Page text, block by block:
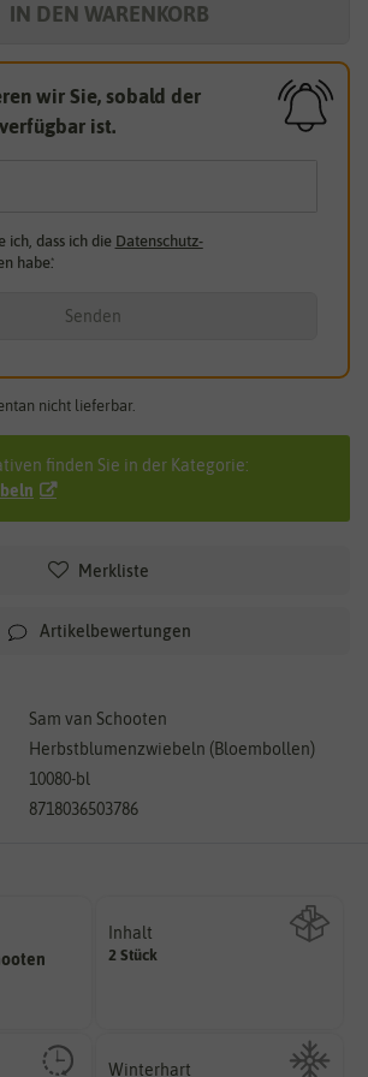
IN DEN WARENKORB
wir Sie, sobald der
ist.
ich, dass ich die Daten­schutz­
habe.*
Senden
nicht lieferbar.
finden Sie in der Kategorie:
Merkliste
Artikelbewertungen
Sam van Schooten
Herbstblumenzwiebeln (Bloembollen)
10080-bl
8718036503786
Inhalt
2 StückWie viel ist enthalten
Winterhart